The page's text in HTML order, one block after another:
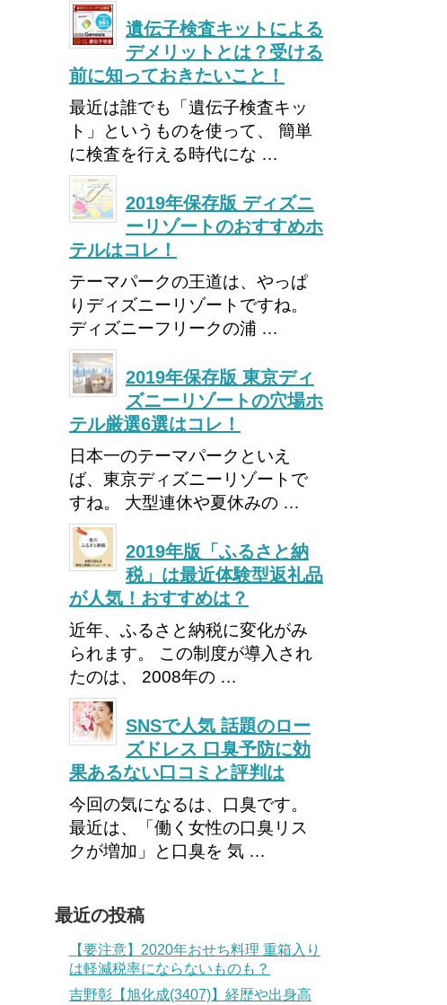
遺伝子検査キットによる
デメリットとは？受ける
前に知っておきたいこと！
最近は誰でも「遺伝子検査キッ
ト」というものを使って、 簡単
に検査を行える時代にな …
2019年保存版 ディズニ
ーリゾートのおすすめホ
テルはコレ！
テーマパークの王道は、やっぱ
りディズニーリゾートですね。
ディズニーフリークの浦 …
2019年保存版 東京ディ
ズニーリゾートの穴場ホ
テル厳選6選はコレ！
日本一のテーマパークといえ
ば、東京ディズニーリゾートで
すね。 大型連休や夏休みの …
2019年版「ふるさと納
税」は最近体験型返礼品
が人気！おすすめは？
近年、ふるさと納税に変化がみ
られます。 この制度が導入され
たのは、 2008年の …
SNSで人気 話題のロー
ズドレス 口臭予防に効
果あるない口コミと評判は
今回の気になるは、口臭です。
最近は、「働く女性の口臭リス
クが増加」と口臭を 気 …
最近の投稿
【要注意】2020年おせち料理 重箱入り
は軽減税率にならないものも？
吉野彰【旭化成(3407)】経歴や出身高